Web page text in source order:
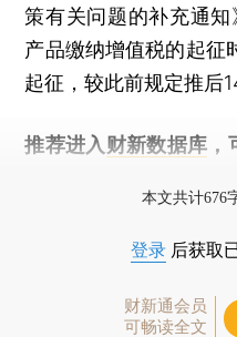
策有关问题的补充通
产品缴纳增值税的起征
起征，较此前规定推后
推荐进入 财新数据库
本文共计676
登录 后获取
财新通会员
可畅读全文